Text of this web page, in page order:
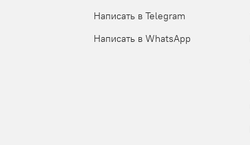
Написать в Telegram
Написать в WhatsApp